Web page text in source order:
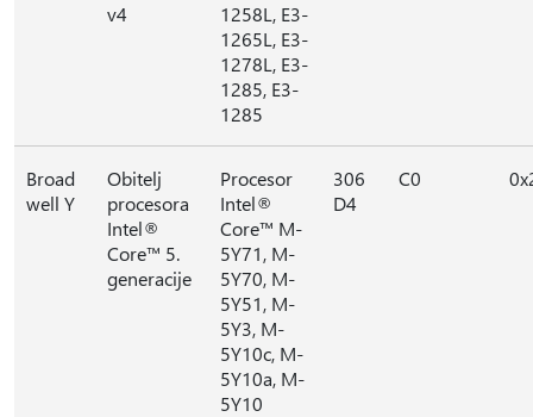
v4
1258L, E3-
1265L, E3-
1278L, E3-
1285, E3-
1285
Broad
well Y
Obitelj
procesora
Intel®
Core™ 5.
generacije
Procesor
Intel®
Core™ M-
5Y71, M-
5Y70, M-
5Y51, M-
5Y3, M-
5Y10c, M-
5Y10a, M-
5Y10
306
D4
C0